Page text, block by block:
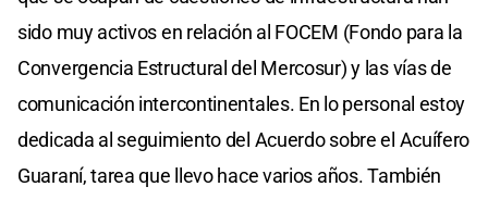
sido muy activos en relación al FOCEM (Fondo para la
Convergencia Estructural del Mercosur) y las vías de
comunicación intercontinentales. En lo personal estoy
dedicada al seguimiento del Acuerdo sobre el Acuífero
Guaraní, tarea que llevo hace varios años. También